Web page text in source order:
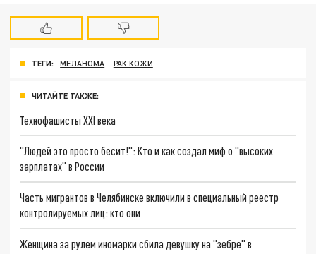
ТЕГИ: МЕЛАНОМА РАК КОЖИ
ЧИТАЙТЕ ТАКЖЕ:
Технофашисты XXI века
"Людей это просто бесит!": Кто и как создал миф о "высоких
зарплатах" в России
Часть мигрантов в Челябинске включили в специальный реестр
контролируемых лиц: кто они
Женщина за рулем иномарки сбила девушку на "зебре" в